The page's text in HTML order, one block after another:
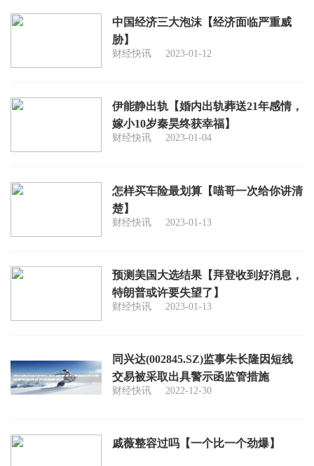
中国经济三大泡沫【经济面临严重威
胁】
财经快讯 2023-01-12
伊能静出轨【婚内出轨葬送21年感情，
嫁小10岁秦昊终获幸福】
财经快讯 2023-01-04
怎样买车险最划算【喵哥一次给你讲清
楚】
财经快讯 2023-01-13
预测美国大选结果【拜登收到好消息，
特朗普或许要失望了】
财经快讯 2023-01-13
同兴达(002845.SZ)监事朱长隆因短线
交易被采取出具警示函监管措施
财经快讯 2022-12-30
戚薇整容过吗【一个比一个劲爆】